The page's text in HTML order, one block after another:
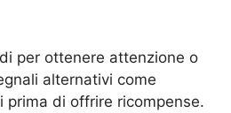
per ottenere attenzione o
alternativi come
prima di offrire ricompense.